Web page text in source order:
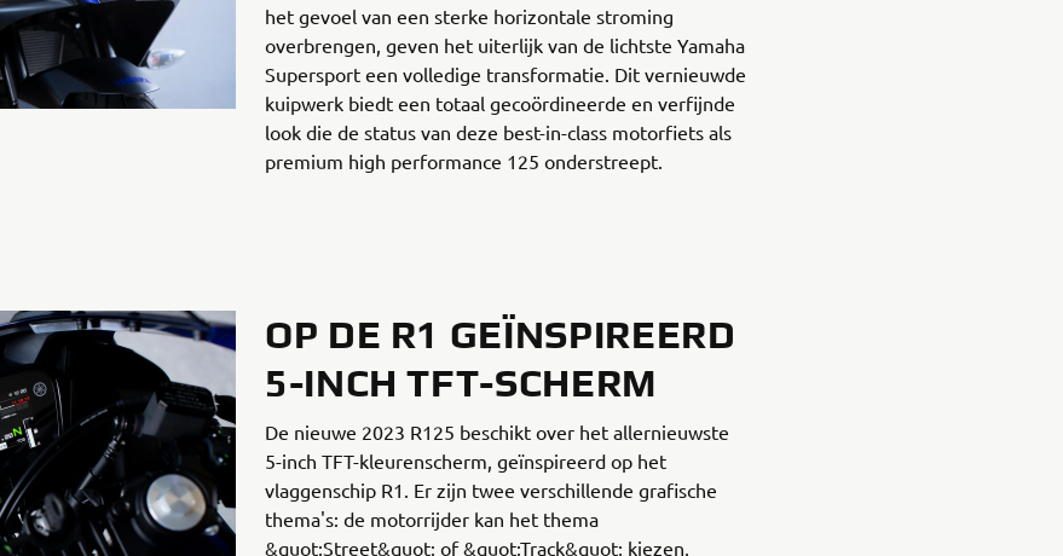
het gevoel van een sterke horizontale stroming
overbrengen, geven het uiterlijk van de lichtste Yamaha
Supersport een volledige transformatie. Dit vernieuwde
kuipwerk biedt een totaal gecoördineerde en verfijnde
look die de status van deze best-in-class motorfiets als
premium high performance 125 onderstreept.
OP DE R1 GEÏNSPIREERD
5-INCH TFT-SCHERM
De nieuwe 2023 R125 beschikt over het allernieuwste
5-inch TFT-kleurenscherm, geïnspireerd op het
vlaggenschip R1. Er zijn twee verschillende grafische
thema's: de motorrijder kan het thema
&quot;Street&quot; of &quot;Track&quot; kiezen,